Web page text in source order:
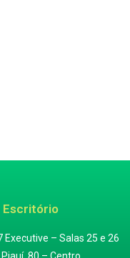
Escritório
Executive – Salas 25 e 26